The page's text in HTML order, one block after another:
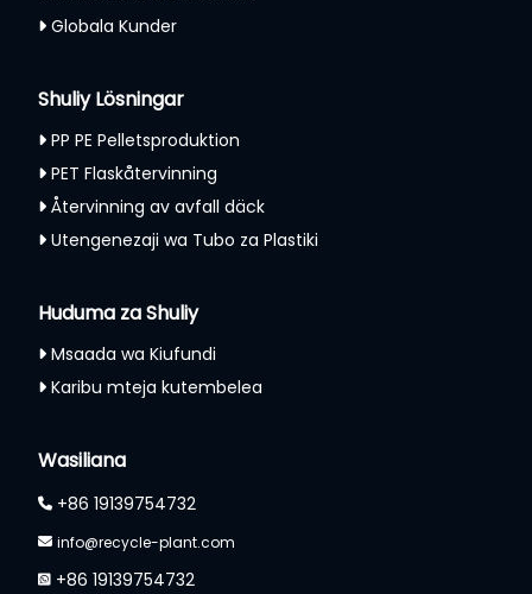
Globala Kunder
Shuliy Lösningar
PP PE Pelletsproduktion
PET Flaskåtervinning
Återvinning av avfall däck
Utengenezaji wa Tubo za Plastiki
Huduma za Shuliy
Msaada wa Kiufundi
Karibu mteja kutembelea
Wasiliana
+86 19139754732
info@recycle-plant.com
+86 19139754732